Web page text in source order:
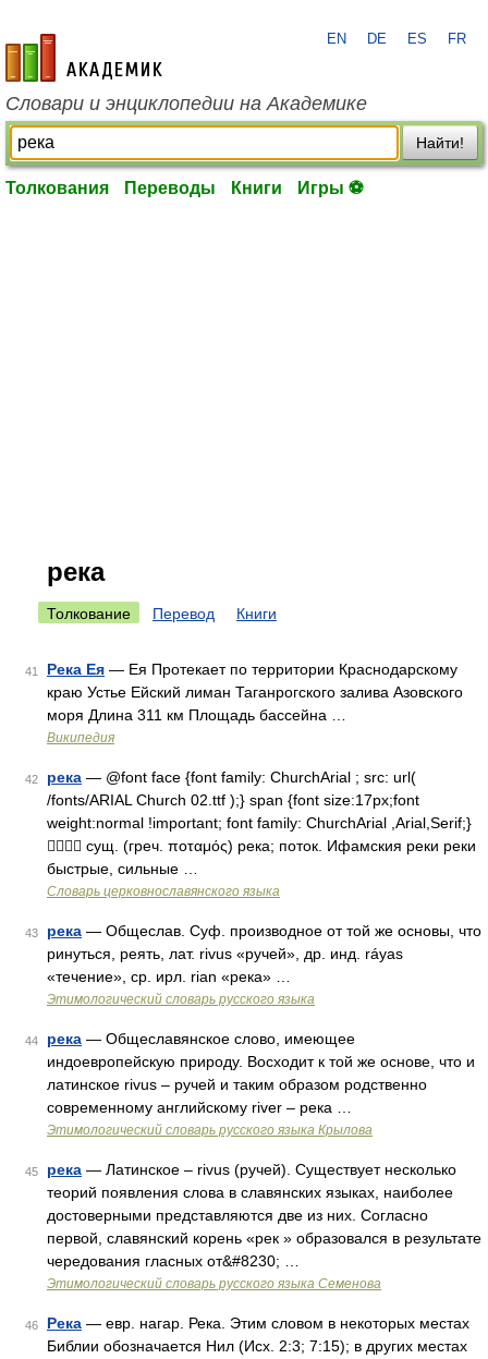
academic.ru
EN DE ES FR
Словари и энциклопедии на Академике
Найти!
Толкования Переводы Книги Игры ⚽
река
Толкование Перевод Книги
41 Река Ея — Ея Протекает по территории Краснодарскому
краю Устье Ейский лиман Таганрогского залива Азовского
моря Длина 311 км Площадь бассейна …
Википедия
42 река — @font face {font family: ChurchArial ; src: url(
/fonts/ARIAL Church 02.ttf );} span {font size:17px;font
weight:normal !important; font family: ChurchArial ,Arial,Serif;}
 сущ. (греч. ποταμός) река; поток. Ифамския реки реки
быстрые, сильные …
Словарь церковнославянского языка
43 река — Общеслав. Суф. производное от той же основы, что
ринуться, реять, лат. rivus «ручей», др. инд. ráyas
«течение», ср. ирл. rian «река» …
Этимологический словарь русского языка
44 река — Общеславянское слово, имеющее
индоевропейскую природу. Восходит к той же основе, что и
латинское rivus – ручей и таким образом родственно
современному английскому river – река …
Этимологический словарь русского языка Крылова
45 река — Латинское – rivus (ручей). Существует несколько
теорий появления слова в славянских языках, наиболее
достоверными представляются две из них. Согласно
первой, славянский корень «рек » образовался в результате
чередования гласных от&#8230; …
Этимологический словарь русского языка Семенова
46 Река — евр. нагар. Река. Этим словом в некоторых местах
Библии обозначается Нил (Исх. 2:3; 7:15); в других местах